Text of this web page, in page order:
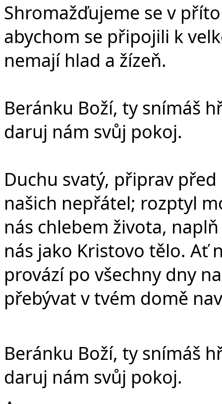
Shromažďujeme se v
abychom se připojili k
nemají hlad a žízeň.
Beránku Boží, ty snímáš
daruj nám svůj pokoj.
Duchu svatý, připrav
našich nepřátel; rozptyl
nás chlebem života,
nás jako Kristovo tělo. Ať
provází po všechny dny
přebývat v tvém domě
Beránku Boží, ty snímáš
daruj nám svůj pokoj.